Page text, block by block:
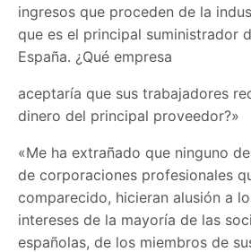
ingresos que proceden de la
que es el principal suministrador
España. ¿Qué empresa
aceptaría que sus trabajadores
dinero del principal proveedor?»
«Me ha extrañado que ninguno
de corporaciones profesionales
comparecido, hicieran alusión a
intereses de la mayoría de las
españolas, de los miembros de